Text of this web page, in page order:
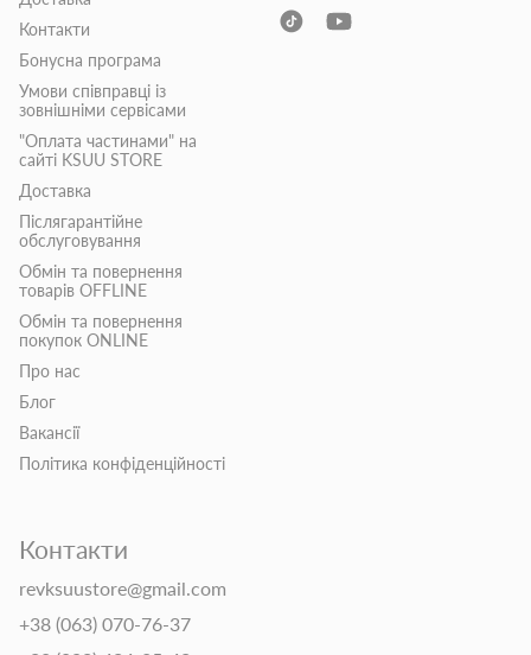
Контакти
Бонусна програма
Умови співправці із
зовнішніми сервісами
"Оплата частинами" на
сайті KSUU STORE
Доставка
Післягарантійне
обслуговування
Обмін та повернення
товарів OFFLINE
Обмін та повернення
покупок ONLINE
Про нас
Блог
Вакансії
Політика конфіденційності
Контакти
revksuustore@gmail.com
+38 (063) 070-76-37